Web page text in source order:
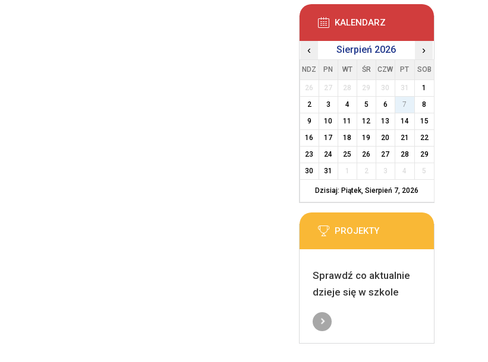
KALENDARZ
‹ Sierpień 2026 ›
NDZ PN WT ŚR CZW PT SOB
26 27 28 29 30 31
1
2
3 4 5 6 7
8
9
10 11 12 13 14
15
16
17 18 19 20 21
22
23
24 25 26 27 28
29
30
31 1 2 3 4 5
Dzisiaj: Piątek, Sierpień 7, 2026
PROJEKTY
Sprawdź co aktualnie
dzieje się w szkole